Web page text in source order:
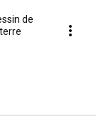
de